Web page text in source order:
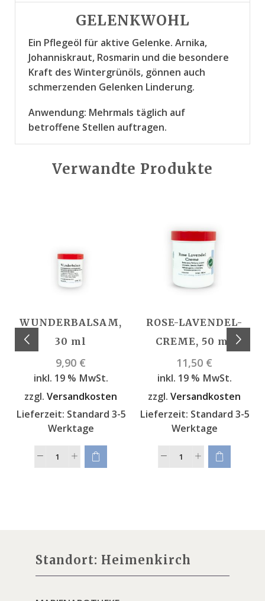
GELENKWOHL
Ein Pflegeöl für aktive Gelenke. Arnika,
Johanniskraut, Rosmarin und die besondere
Kraft des Wintergrünöls, gönnen auch
schmerzenden Gelenken Linderung.
Anwendung: Mehrmals täglich auf
betroffene Stellen auftragen.
Verwandte Produkte
WUNDERBALSAM,
30 ml
9,90 €
inkl. 19 % MwSt.
zzgl. Versandkosten
Lieferzeit: Standard 3-5
Werktage
ROSE-LAVENDEL-
CREME, 50 ml
11,50 €
inkl. 19 % MwSt.
zzgl. Versandkosten
Lieferzeit: Standard 3-5
Werktage
Standort: Heimenkirch